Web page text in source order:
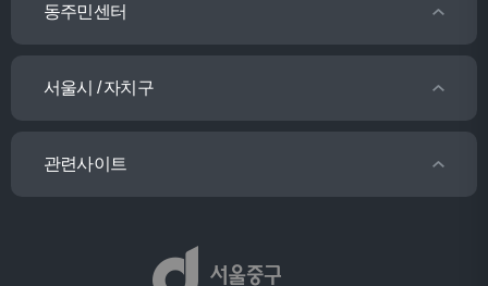
동주민센터
서울시 / 자치구
관련사이트